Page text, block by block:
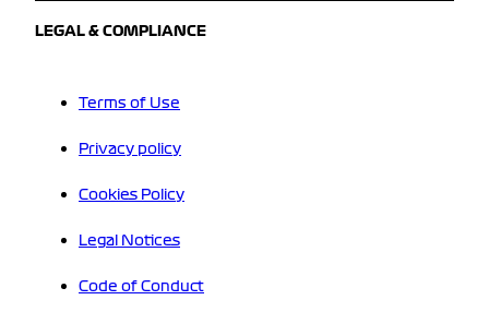
LEGAL & COMPLIANCE
Terms of Use
Privacy policy
Cookies Policy
Legal Notices
Code of Conduct